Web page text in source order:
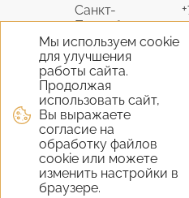
Мы используем cookie
для улучшения
работы сайта.
Продолжая
использовать сайт,
Вы выражаете
согласие на
обработку файлов
cookie или можете
изменить настройки в
браузере.
Санкт-
Петербург
Москва
Крым
Екатеринбург